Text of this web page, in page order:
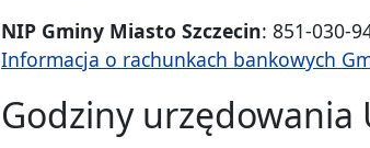
NIP Gminy Miasto Szczecin: 851-030-
Informacja o rachunkach bankowych
Godziny urzędowania